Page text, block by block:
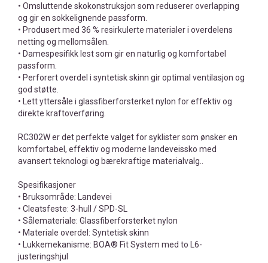
• Omsluttende skokonstruksjon som reduserer overlapping
og gir en sokkelignende passform.
• Produsert med 36 % resirkulerte materialer i overdelens
netting og mellomsålen.
• Damespesifikk lest som gir en naturlig og komfortabel
passform.
• Perforert overdel i syntetisk skinn gir optimal ventilasjon og
god støtte.
• Lett yttersåle i glassfiberforsterket nylon for effektiv og
direkte kraftoverføring.
RC302W er det perfekte valget for syklister som ønsker en
komfortabel, effektiv og moderne landeveissko med
avansert teknologi og bærekraftige materialvalg..
Spesifikasjoner
• Bruksområde: Landevei
• Cleatsfeste: 3-hull / SPD-SL
• Sålemateriale: Glassfiberforsterket nylon
• Materiale overdel: Syntetisk skinn
• Lukkemekanisme: BOA® Fit System med to L6-
justeringshjul